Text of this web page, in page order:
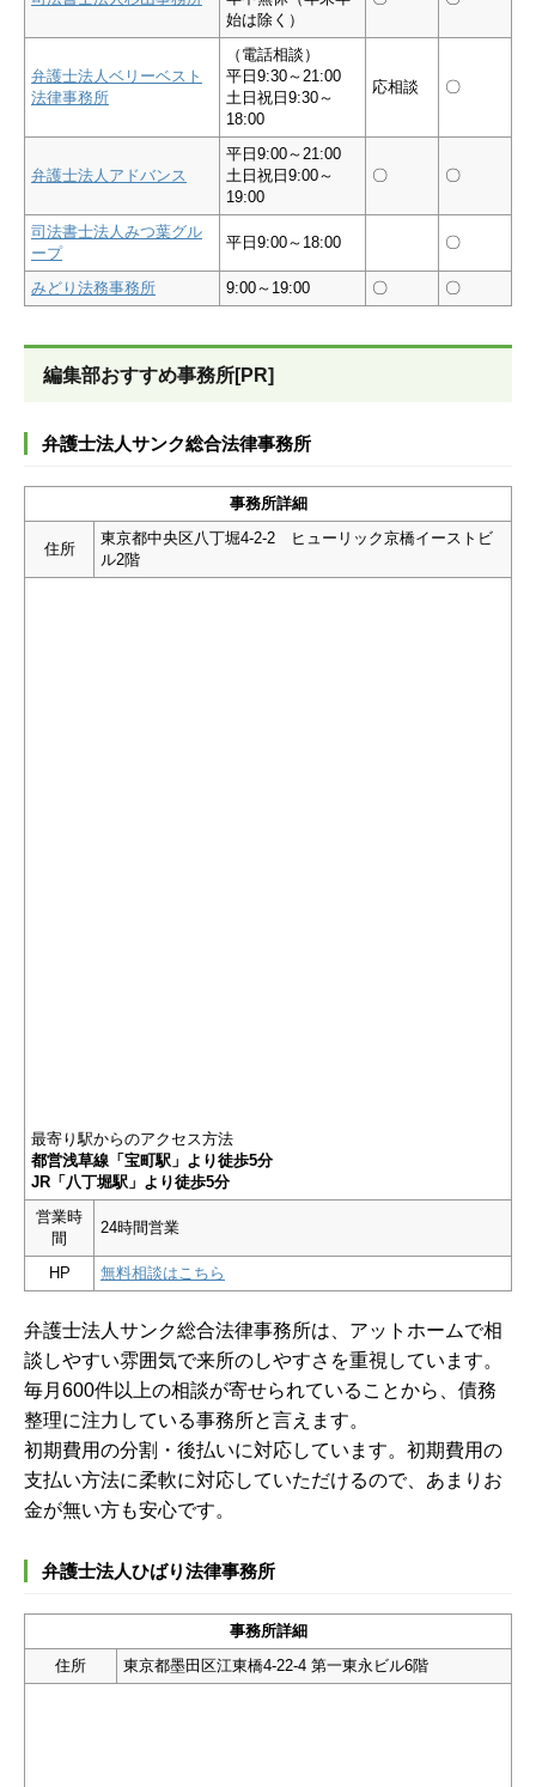
始は除く）
弁護士法人ベリーベスト
法律事務所
（電話相談）
平日9:30～21:00
土日祝日9:30～
18:00
応相談 〇
弁護士法人アドバンス
平日9:00～21:00
土日祝日9:00～
19:00
〇 〇
司法書士法人みつ葉グル
ープ
平日9:00～18:00 〇
みどり法務事務所 9:00～19:00 〇 〇
編集部おすすめ事務所[PR]
弁護士法人サンク総合法律事務所
事務所詳細
住所
東京都中央区八丁堀4-2-2 ヒューリック京橋イーストビ
ル2階
最寄り駅からのアクセス方法
都営浅草線「宝町駅」より徒歩5分
JR「八丁堀駅」より徒歩5分
営業時
間
24時間営業
HP 無料相談はこちら
弁護士法人サンク総合法律事務所は、アットホームで相
談しやすい雰囲気で来所のしやすさを重視しています。
毎月600件以上の相談が寄せられていることから、債務
整理に注力している事務所と言えます。
初期費用の分割・後払いに対応しています。初期費用の
支払い方法に柔軟に対応していただけるので、あまりお
金が無い方も安心です。
弁護士法人ひばり法律事務所
事務所詳細
住所
東京都墨田区江東橋4-22-4 第一東永ビル6階